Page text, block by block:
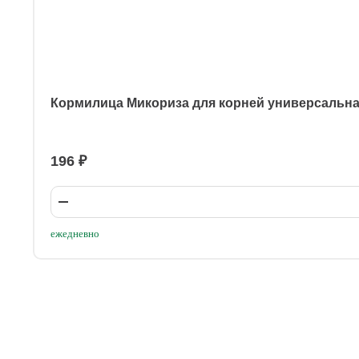
Кормилица Микориза для корней
196 ₽
ежедневно